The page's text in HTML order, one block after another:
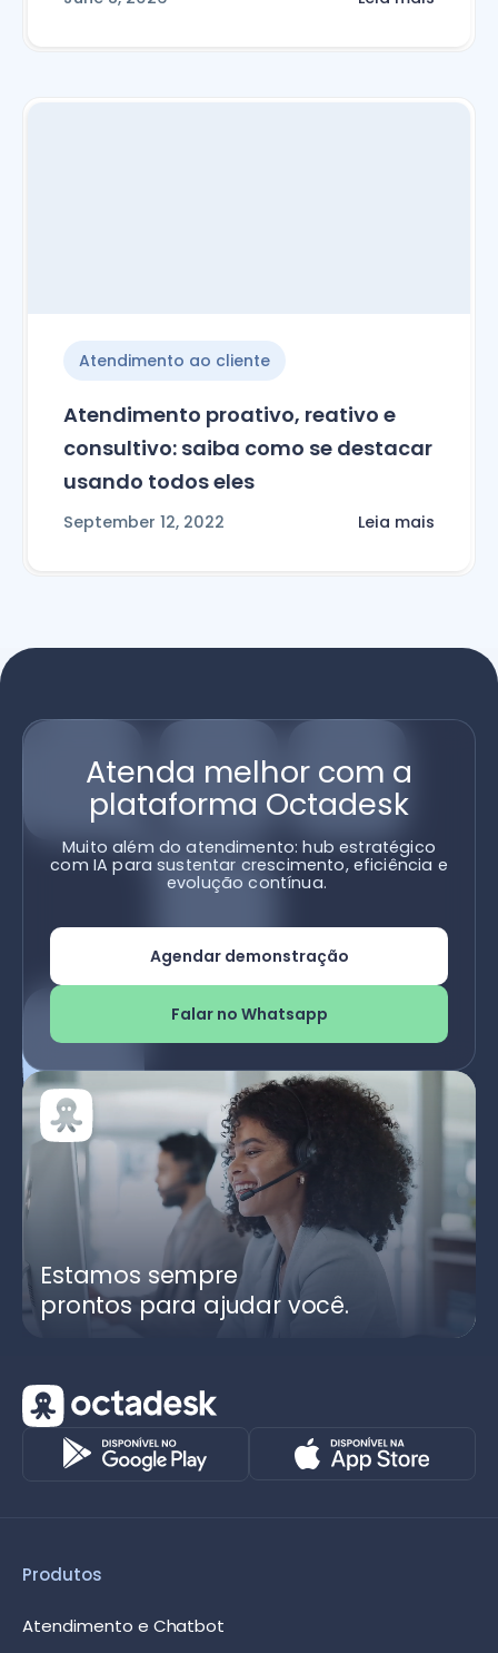
Atendimento ao cliente
Atendimento proativo, reativo e
consultivo: saiba como se destacar
usando todos eles
September 12, 2022 Leia mais
Atenda melhor com a
plataforma Octadesk
Muito além do atendimento: hub estratégico
com IA para sustentar crescimento, eficiência e
evolução contínua.
Agendar demonstração
Falar no Whatsapp
Estamos sempre
prontos para ajudar você.
Produtos
Atendimento e Chatbot